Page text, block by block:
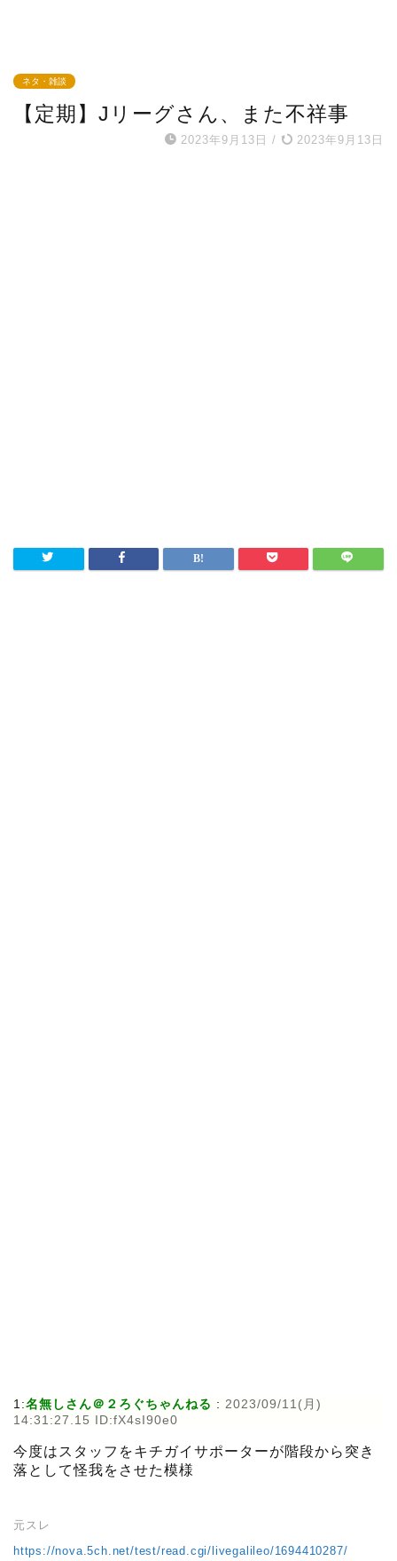
ネタ・雑談
【定期】Jリーグさん、また不祥事
2023年9月13日 / 2023年9月13日
1:名無しさん＠２ろぐちゃんねる : 2023/09/11(月)
14:31:27.15 ID:fX4sI90e0
今度はスタッフをキチガイサポーターが階段から突き
落として怪我をさせた模様
元スレ
https://nova.5ch.net/test/read.cgi/livegalileo/1694410287/